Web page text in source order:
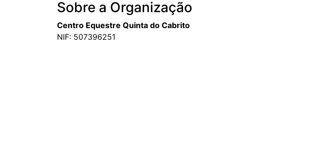
Sobre a Organização
Centro Equestre Quinta do Cabrito
NIF: 507396251